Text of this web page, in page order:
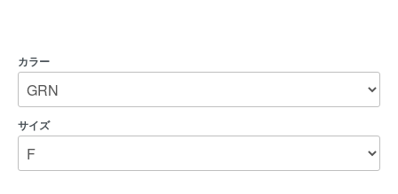
カラー
サイズ